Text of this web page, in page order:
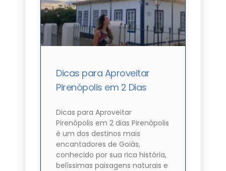
Dicas para Aproveitar
Pirenópolis em 2 Dias
Dicas para Aproveitar
Pirenópolis em 2 dias Pirenópolis
é um dos destinos mais
encantadores de Goiás,
conhecido por sua rica história,
belíssimas paisagens naturais e